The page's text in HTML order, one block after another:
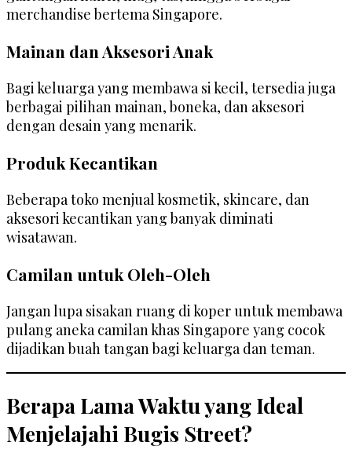
merchandise bertema Singapore.
Mainan dan Aksesori Anak
Bagi keluarga yang membawa si kecil, tersedia juga
berbagai pilihan mainan, boneka, dan aksesori
dengan desain yang menarik.
Produk Kecantikan
Beberapa toko menjual kosmetik, skincare, dan
aksesori kecantikan yang banyak diminati
wisatawan.
Camilan untuk Oleh-Oleh
Jangan lupa sisakan ruang di koper untuk membawa
pulang aneka camilan khas Singapore yang cocok
dijadikan buah tangan bagi keluarga dan teman.
Berapa Lama Waktu yang Ideal
Menjelajahi Bugis Street?